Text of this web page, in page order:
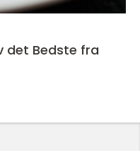
det Bedste fra